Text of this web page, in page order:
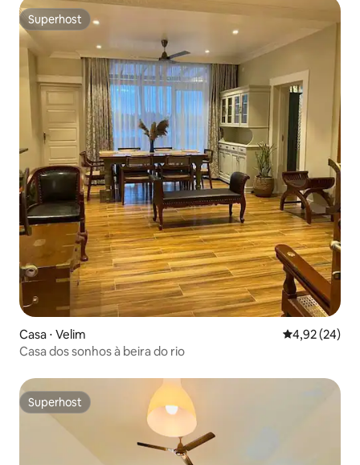
Superhost
Superhost
Casa ⋅ Velim 4,92 de uma
4,92 (24)
Casa dos sonhos à beira do rio
Superhost
Superhost